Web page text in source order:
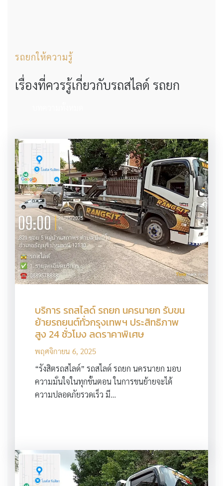
รถยกให้ความรู้
เรื่องที่ควรรู้เกี่ยวกับรถสไลด์ รถยก
บริการ รถสไลด์ รถยก นครนายก รับขน
ย้ายรถยนต์ทั่วกรุงเทพฯ ประสิทธิภาพ
สูง 24 ชั่วโมง ลดราคาพิเศษ
พฤศจิกายน 6, 2025
“รังสิตรถสไลด์” รถสไลด์ รถยก นครนายก มอบ
ความมั่นใจในทุกขั้นตอน ในการขนย้ายจะได้
ความปลอดภัยรวดเร็ว มี…